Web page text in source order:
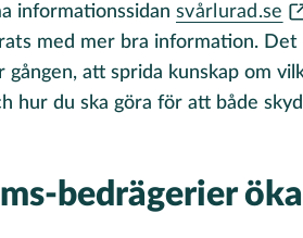
informationssidan svårlurad.se
med mer bra information. Det
gången, att sprida kunskap om
hur du ska göra för att både
bedrägerier